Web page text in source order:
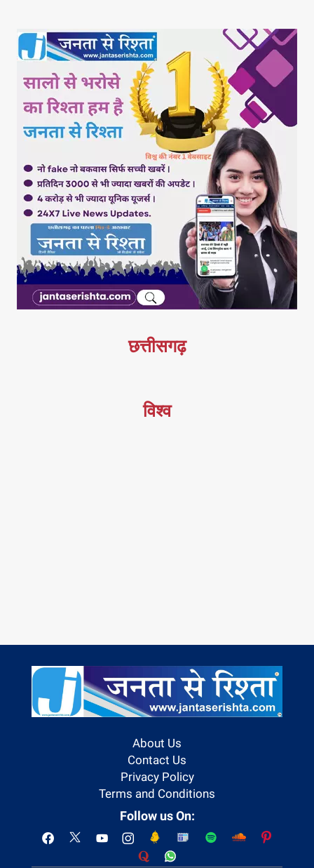
छत्तीसगढ़
विश्व
About Us
Contact Us
Privacy Policy
Terms and Conditions
Follow us On: